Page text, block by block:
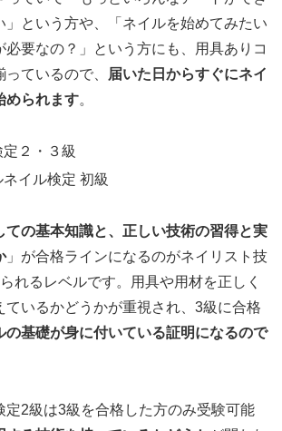
」という方や、「ネイルを始めてみたい
必要なの？」という方にも、用具ありコ
ているので、 届いた日からすぐにネイ
められます。
２・３級
ネイル検定 初級
ての基本知識と、正しい技術の習得と実
」が合格ラインになるのがネイリスト技
れるレベルです。用具や用材を正しく
ているかどうかが重視され、3級に合格
の基礎が身に付いている証明になるので
定2級は3級を合格した方のみ受験可能